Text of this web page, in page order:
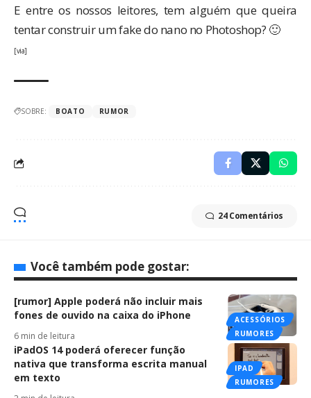
E entre os nossos leitores, tem alguém que queira
tentar construir um fake do nano no Photoshop? 🙂
[via]
SOBRE: BOATO RUMOR
24 Comentários
Você também pode gostar:
ACESSÓRIOS
RUMORES
[rumor] Apple poderá não incluir mais
fones de ouvido na caixa do iPhone
6 min de leitura
IPAD
RUMORES
iPadOS 14 poderá oferecer função
nativa que transforma escrita manual
em texto